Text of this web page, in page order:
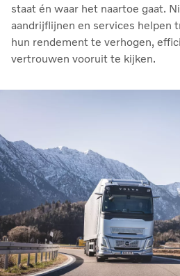
staat én waar het naartoe gaat.
aandrijflijnen en services helpen
hun rendement te verhogen,
vertrouwen vooruit te kijken.